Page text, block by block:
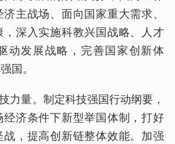
主战场、面向国家重大需求、
深入实施科教兴国战略、人才
动发展战略，完善国家创新体
国。
力量。制定科技强国行动纲要，
济条件下新型举国体制，打好
，提高创新链整体效能。加强